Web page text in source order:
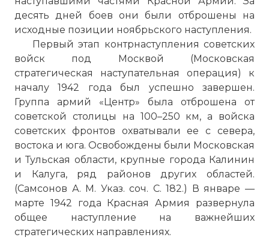
десять дней боев они были отброшены на
исходные позиции ноябрьского наступления.
Первый этап контрнаступления советских
войск под Москвой (Московская
стратегическая наступательная операция) к
началу 1942 года был успешно завершен.
Группа армий «Центр» была отброшена от
советской столицы на 100–250 км, а войска
советских фронтов охватывали ее с севера,
востока и юга. Освобождены были Московская
и Тульская области, крупные города Калинин
и Калуга, ряд районов других областей.
(Самсонов А. М. Указ. соч. С. 182.) В январе —
марте 1942 года Красная Армия развернула
общее наступление на важнейших
стратегических направлениях.